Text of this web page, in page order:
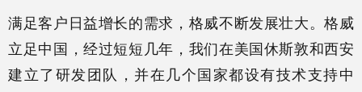
满足客户日益增长的需求，格威不断发展壮大。格威
立足中国，经过短短几年，我们在美国休斯敦和西安
建立了研发团队，并在几个国家都设有技术支持中